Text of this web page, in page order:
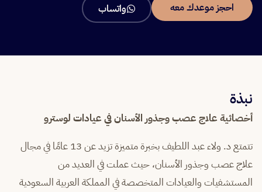
احجز موعدك معه واتساب
نبذة
أخصائية علاج عصب وجذور الأسنان في عيادات لوسترو
تتمتع د. ولاء عبد اللطيف بخبرة متميزة تزيد عن 13 عامًا في مجال
علاج عصب وجذور الأسنان، حيث عملت في العديد من
المستشفيات والعيادات المتخصصة في المملكة العربية السعودية